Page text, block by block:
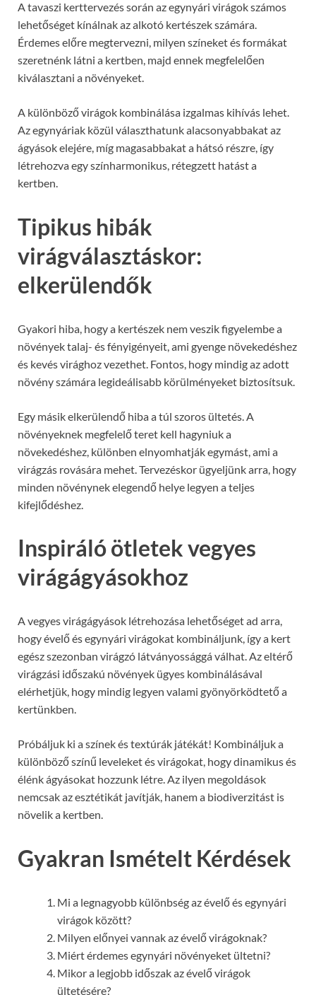
A tavaszi kerttervezés során az egynyári virágok számos
lehetőséget kínálnak az alkotó kertészek számára.
Érdemes előre megtervezni, milyen színeket és formákat
szeretnénk látni a kertben, majd ennek megfelelően
kiválasztani a növényeket.
A különböző virágok kombinálása izgalmas kihívás lehet.
Az egynyáriak közül választhatunk alacsonyabbakat az
ágyások elejére, míg magasabbakat a hátsó részre, így
létrehozva egy színharmonikus, rétegzett hatást a
kertben.
Tipikus hibák
virágválasztáskor:
elkerülendők
Gyakori hiba, hogy a kertészek nem veszik figyelembe a
növények talaj- és fényigényeit, ami gyenge növekedéshez
és kevés virághoz vezethet. Fontos, hogy mindig az adott
növény számára legideálisabb körülményeket biztosítsuk.
Egy másik elkerülendő hiba a túl szoros ültetés. A
növényeknek megfelelő teret kell hagyniuk a
növekedéshez, különben elnyomhatják egymást, ami a
virágzás rovására mehet. Tervezéskor ügyeljünk arra, hogy
minden növénynek elegendő helye legyen a teljes
kifejlődéshez.
Inspiráló ötletek vegyes
virágágyásokhoz
A vegyes virágágyások létrehozása lehetőséget ad arra,
hogy évelő és egynyári virágokat kombináljunk, így a kert
egész szezonban virágzó látványossággá válhat. Az eltérő
virágzási időszakú növények ügyes kombinálásával
elérhetjük, hogy mindig legyen valami gyönyörködtető a
kertünkben.
Próbáljuk ki a színek és textúrák játékát! Kombináljuk a
különböző színű leveleket és virágokat, hogy dinamikus és
élénk ágyásokat hozzunk létre. Az ilyen megoldások
nemcsak az esztétikát javítják, hanem a biodiverzitást is
növelik a kertben.
Gyakran Ismételt Kérdések
Mi a legnagyobb különbség az évelő és egynyári
virágok között?
Milyen előnyei vannak az évelő virágoknak?
Miért érdemes egynyári növényeket ültetni?
Mikor a legjobb időszak az évelő virágok
ültetésére?